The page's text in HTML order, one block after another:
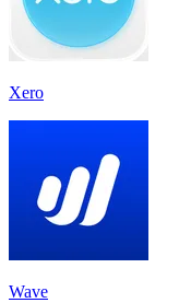
Xero
Wave